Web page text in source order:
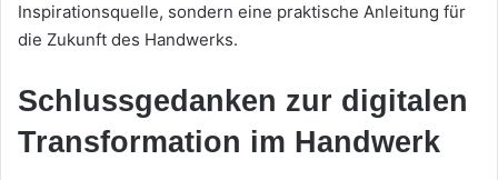
Inspirationsquelle, sondern eine praktische Anleitung für
die Zukunft des Handwerks.
Schlussgedanken zur digitalen
Transformation im Handwerk